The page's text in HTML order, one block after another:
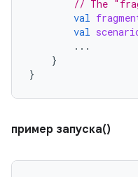
// The
val
val
...
}
}
пример запуска()